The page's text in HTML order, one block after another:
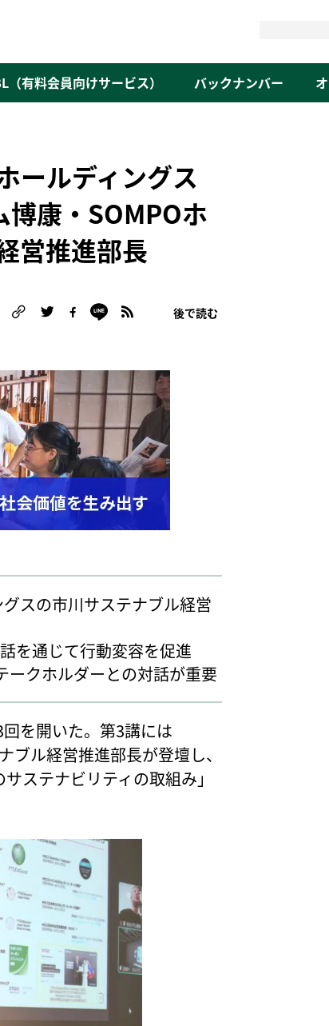
（有料会員向けサービス） バックナンバー
ールディングス
康・SOMPOホ
営推進部長
後で読む
スの市川サステナブル経営
を通じて行動変容を促進
ークホルダーとの対話が重要
を開いた。第3講には
ブル経営推進部長が登壇し、
ステナビリティの取組み」